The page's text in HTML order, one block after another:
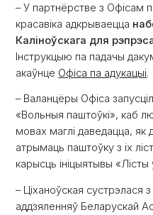
– У партнёрстве з Офісам
красавіка адкрываецца
Каліноўскага для
Інструкцыю па падачы
акаўнце Офіса па адукацыі.
– Валанцёры Офіса
«Вольныя паштоўкі», каб
мовах маглі даведацца, як
атрымаць паштоўку з іх
карысць ініцыятывы «Лісты
– Ціханоўская сустрэлася
аддзяленняў Беларускай